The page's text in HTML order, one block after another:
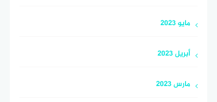
مايو 2023
أبريل 2023
مارس 2023